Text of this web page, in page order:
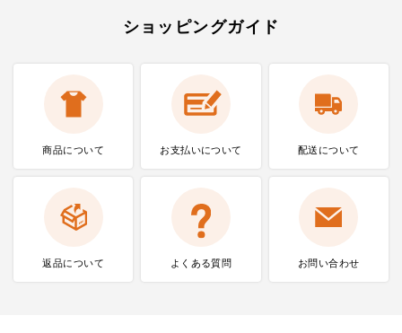
ショッピングガイド
商品について お支払いについて 配送について
返品について よくある質問 お問い合わせ